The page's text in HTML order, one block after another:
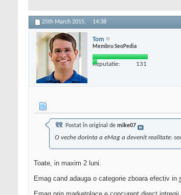
25th March 2015, 14:38
Tom
Membru SeoPedia
Reputatie: 131
Postat în original de mike07
O veche dorinta a eMag a devenit realitate:
Toate, in maxim 2 luni.
Emag cand adauga o categorie zboara efectiv in